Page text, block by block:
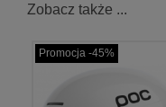
Zobacz także ...
Promocja -45%